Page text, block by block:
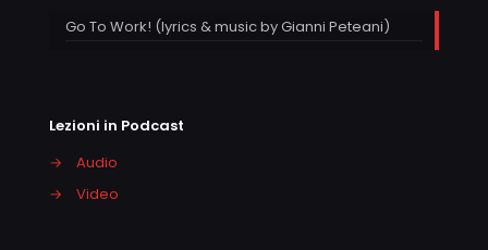
Go To Work! (lyrics & music by Gianni Peteani)
Lezioni in Podcast
→
Audio
→
Video